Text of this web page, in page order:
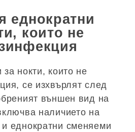
еднократни
които не
нокти, които не
се изхвърлят след
външен вид на
наличието на
еднократни сменяеми